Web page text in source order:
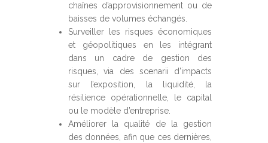
chaînes d’approvisionnement ou de
baisses de volumes échangés.
Surveiller les risques économiques
et géopolitiques en les intégrant
dans un cadre de gestion des
risques, via des scenarii d’impacts
sur l’exposition, la liquidité, la
résilience opérationnelle, le capital
ou le modèle d’entreprise.
Améliorer la qualité de la gestion
des données, afin que ces dernières,